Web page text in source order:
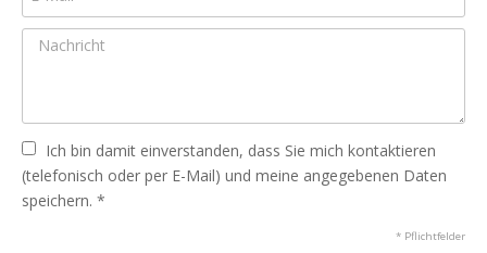
Ich bin damit einverstanden, dass Sie mich kontaktieren
(telefonisch oder per E-Mail) und meine angegebenen Daten
speichern. *
* Pflichtfelder